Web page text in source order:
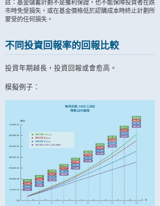
註：基金儲蓄計劃不是獲利保證，也不能保障投資者在跌
市時免受損失，或在基金價格低於認購成本時終止計劃所
蒙受的任何損失。
不同投資回報率的回報比較
投資年期越長，投資回報或會愈高。
模擬例子：